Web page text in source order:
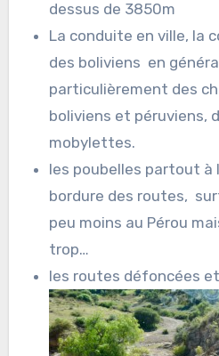
dessus de 3850m
La conduite en ville, la
des boliviens en
particulièrement des
boliviens et péruviens,
mobylettes.
les poubelles partout à
bordure des routes,
peu moins au Pérou
trop…
les routes défoncées